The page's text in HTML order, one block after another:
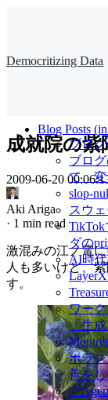
Democritizing Data
Blog Posts (in
ブログ
ブロ
て、
slop-
スウ
ダの
AI時
ワー
「生
ボラ
善を
「
成就院の紫
2009-06-20
Aki Ariga
· 1 min read
激混みの江ノ電
人も多いけど、
す。